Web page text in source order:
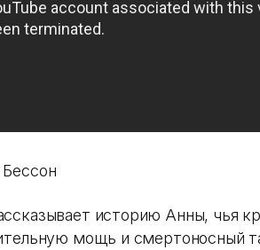
историю Анны, чья
мощь и смертоносный